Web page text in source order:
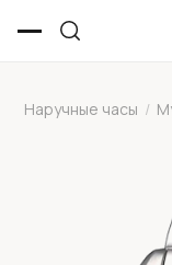
Наручные часы /